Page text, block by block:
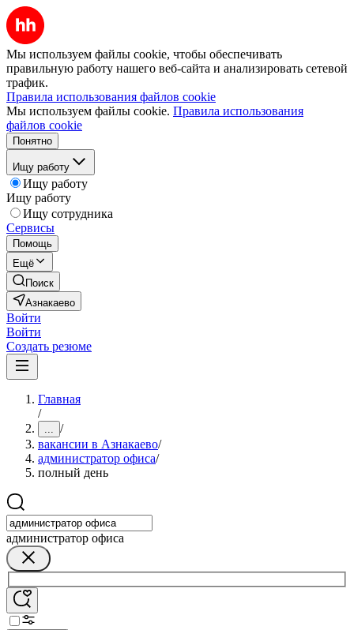
Мы используем файлы cookie, чтобы обеспечивать
правильную работу нашего веб-сайта и анализировать сетевой
трафик.
Правила использования файлов cookie
Мы используем файлы cookie. Правила использования
файлов cookie
Понятно
Ищу работу
Ищу работу
Ищу работу
Ищу сотрудника
Сервисы
Помощь
Ещё
Поиск
Азнакаево
Войти
Войти
Создать резюме
Главная
/
... /
вакансии в Азнакаево/
администратор офиса/
полный день
администратор офиса